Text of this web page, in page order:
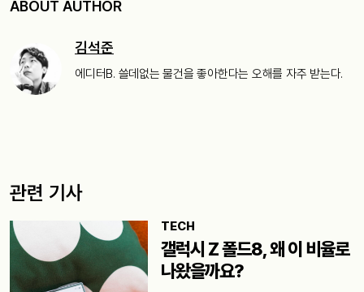
ABOUT AUTHOR
김석준
에디터B. 쓸데없는 물건을 좋아한다는 오해를 자주 받는다.
관련 기사
TECH
갤럭시 Z 폴드8, 왜 이 비율로
나왔을까요?